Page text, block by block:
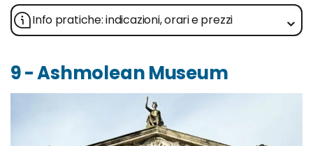
Info pratiche: indicazioni, orari e prezzi
9 - Ashmolean Museum